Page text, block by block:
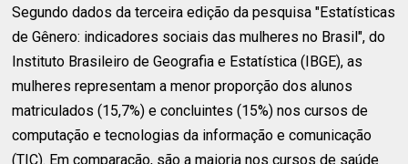
Segundo dados da terceira edição da pesquisa "Estatísticas
de Gênero: indicadores sociais das mulheres no Brasil", do
Instituto Brasileiro de Geografia e Estatística (IBGE), as
mulheres representam a menor proporção dos alunos
matriculados (15,7%) e concluintes (15%) nos cursos de
computação e tecnologias da informação e comunicação
(TIC). Em comparação, são a maioria nos cursos de saúde